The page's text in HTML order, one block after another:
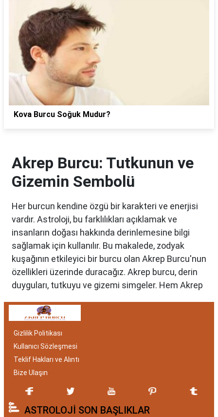
Kova Burcu Soğuk Mudur?
Akrep Burcu: Tutkunun ve
Gizemin Sembolü
Her burcun kendine özgü bir karakteri ve enerjisi
vardır. Astroloji, bu farklılıkları açıklamak ve
insanların doğası hakkında derinlemesine bilgi
sağlamak için kullanılır. Bu makalede, zodyak
kuşağının etkileyici bir burcu olan Akrep Burcu'nun
özellikleri üzerinde duracağız. Akrep burcu, derin
duyguları, tutkuyu ve gizemi simgeler. Hem Akrep
bakımından benzersizdir. Ayrıca, hangi aylar
belirlemede etkilidir.
Akrep Burcu Özellikleri:
Gizemli ve Kararlı
Akrep burcu, astrolojide 23 Ekim ile 21 Kasım
tarihleri arasında doğanları ifade eder. Bu
Gizlilik Politikası
Kullanıcı Sözleşmesi
Teklif Hakları ve Alıntı
Bize Ulaşın
ASTROLOJİ SON BAŞLIKLAR